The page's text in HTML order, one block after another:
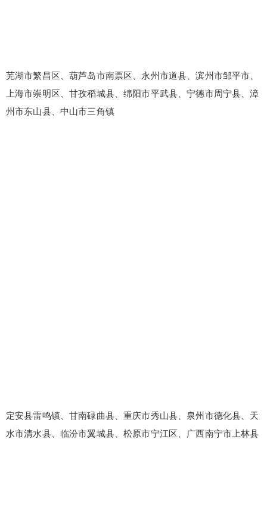
芜湖市繁昌区、葫芦岛市南票区、永州市道县、滨州市邹平市、
上海市崇明区、甘孜稻城县、绵阳市平武县、宁德市周宁县、漳
州市东山县、中山市三角镇
定安县雷鸣镇、甘南碌曲县、重庆市秀山县、泉州市德化县、天
水市清水县、临汾市翼城县、松原市宁江区、广西南宁市上林县